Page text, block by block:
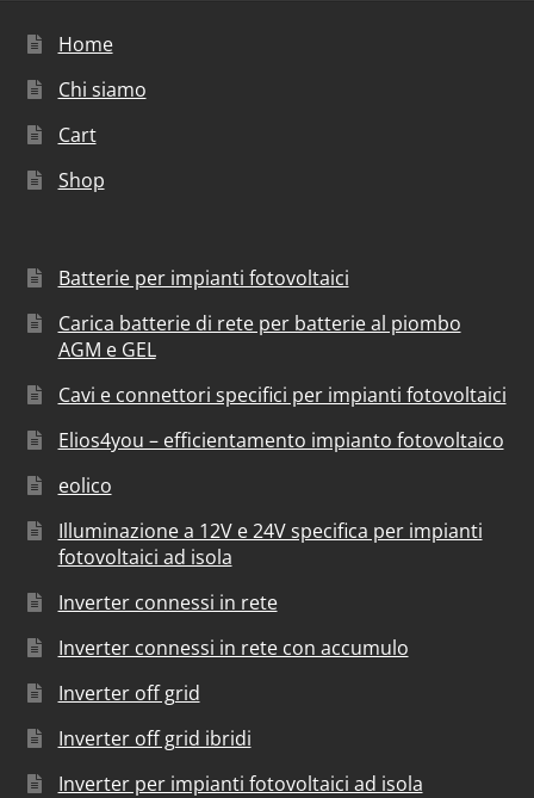
Home
Chi siamo
Cart
Shop
Batterie per impianti fotovoltaici
Carica batterie di rete per batterie al piombo
AGM e GEL
Cavi e connettori specifici per impianti fotovoltaici
Elios4you – efficientamento impianto fotovoltaico
eolico
Illuminazione a 12V e 24V specifica per impianti
fotovoltaici ad isola
Inverter connessi in rete
Inverter connessi in rete con accumulo
Inverter off grid
Inverter off grid ibridi
Inverter per impianti fotovoltaici ad isola